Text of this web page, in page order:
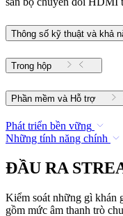
Thông số kỹ thuật và khả
Trong hộp
Phần mềm và Hỗ trợ
Phát triển bền vững
Những tính năng chính
ĐẦU RA
Kiểm soát những gì khán
gồm mức âm thanh trò